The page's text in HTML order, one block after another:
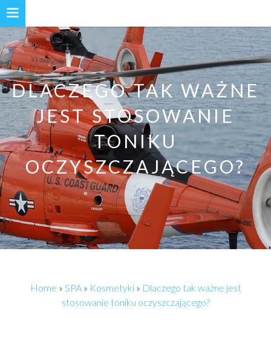
DLACZEGO TAK WAŻNE
JEST STOSOWANIE
TONIKU
OCZYSZCZAJĄCEGO?
Home » SPA» Kosmetyki» Dlaczego tak ważne jest
stosowanie toniku oczyszczającego?